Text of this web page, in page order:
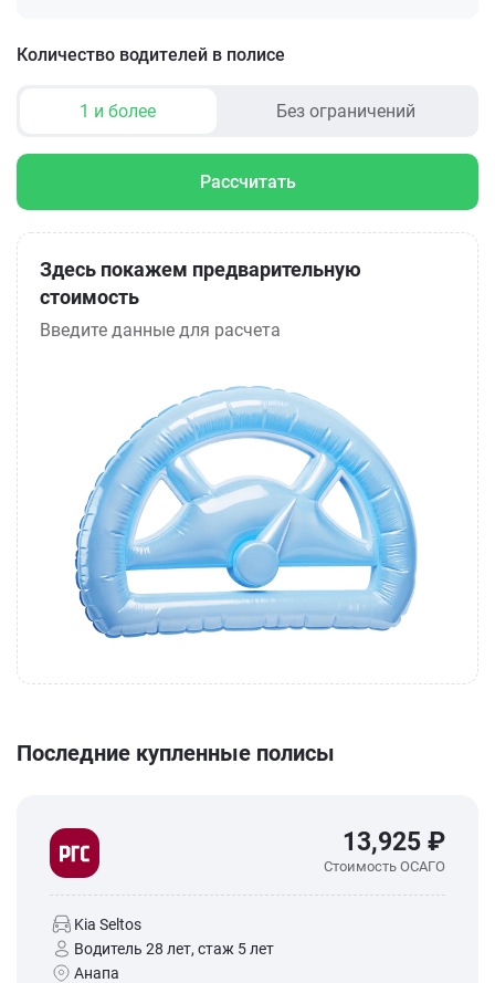
Количество водителей в полисе
1 и более Без ограничений
Рассчитать
Здесь покажем предварительную
стоимость
Введите данные для расчета
Последние купленные полисы
13,925 ₽
Стоимость ОСАГО
Kia Seltos
Водитель 28 лет, стаж 5 лет
Анапа